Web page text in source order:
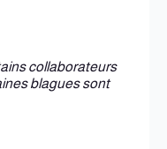
collaborateurs
blagues sont